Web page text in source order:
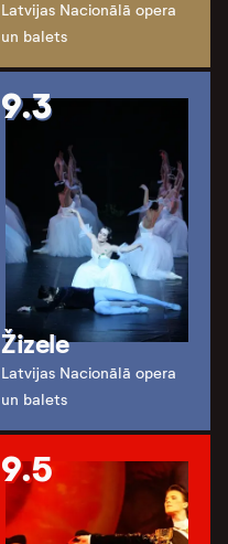
Latvijas Nacionālā opera
un balets
9.3
Žizele
Latvijas Nacionālā opera
un balets
9.5